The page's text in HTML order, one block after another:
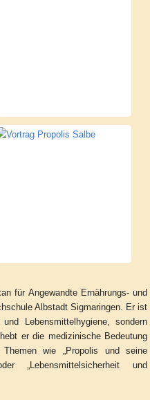
für Angewandte Ernährungs- und
Albstadt Sigmaringen. Er ist
Lebensmittelhygiene, sondern
er die medizinische Bedeutung
wie „Propolis und seine
„Lebensmittelsicherheit und